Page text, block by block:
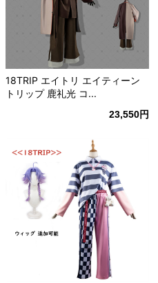
18TRIP エイトリ エイティーン
トリップ 鹿礼光 コ...
23,550円